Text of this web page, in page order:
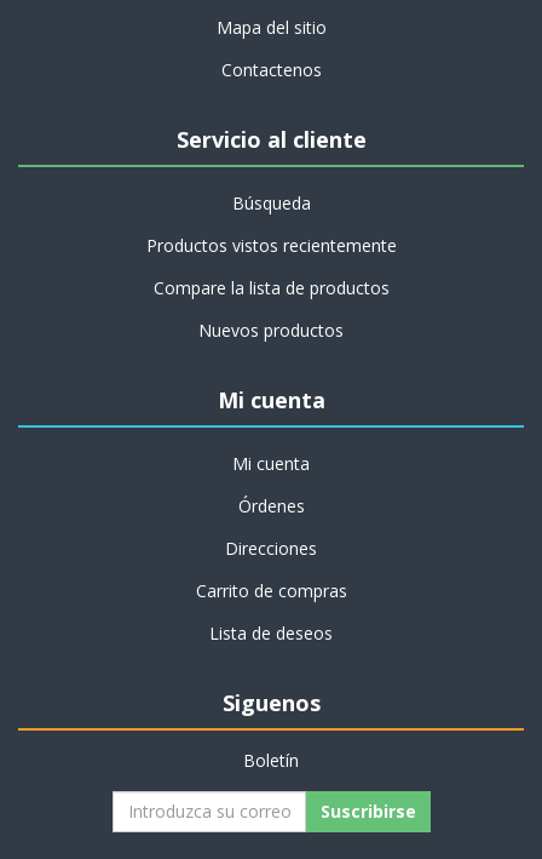
Mapa del sitio
Contactenos
Servicio al cliente
Búsqueda
Productos vistos recientemente
Compare la lista de productos
Nuevos productos
Mi cuenta
Mi cuenta
Órdenes
Direcciones
Carrito de compras
Lista de deseos
Siguenos
Boletín
Suscribirse